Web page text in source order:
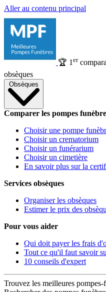
Aller au contenu principal
🏆 1 er
obsèques
Obsèques
Comparer les pompes
Choisir une pompe
Choisir un crematorium
Choisir un funérarium
Choisir un cimetière
En savoir plus sur la
Services obsèques
Organiser les obsèques
Estimer le prix des
Pour vous aider
Qui doit payer les frais
Tout ce qu'il faut savoir
10 conseils d'expert
Trouvez les meilleures